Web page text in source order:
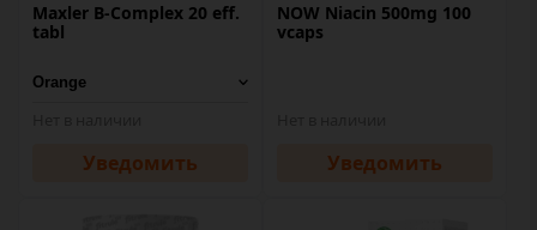
Maxler B-Complex 20 eff.
tabl
Уведомить
NOW Niacin 500mg 100
vcaps
Уведомить